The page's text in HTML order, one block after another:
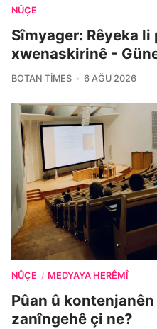
NÛÇE
Sîmyager: Rêyeka
xwenaskirinê -
BOTAN TIMES 6 AĞU 2026
NÛÇE / MEDYAYA HERÊMÎ
Pûan û
zanîngehê çi ne?